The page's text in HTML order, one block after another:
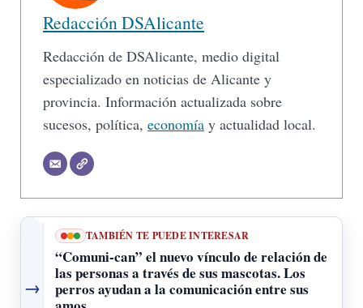
Redacción DSAlicante
Redacción de DSAlicante, medio digital
especializado en noticias de Alicante y
provincia. Información actualizada sobre
sucesos, política, economía y actualidad local.
→
TAMBIÉN TE PUEDE INTERESAR
“Comuni-can” el nuevo vínculo de relación de
las personas a través de sus mascotas. Los
perros ayudan a la comunicación entre sus